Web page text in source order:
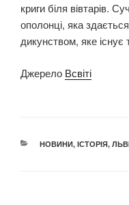
криги біля вівтарів.
ополонці, яка
дикунством, яке існує
Джерело Всвіті
КАТЕГОРІЇ
НОВИНИ, ІСТОРІЯ,